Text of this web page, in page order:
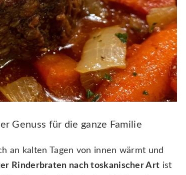
Genuss für die ganze Familie
an kalten Tagen von innen wärmt und
Rinderbraten nach toskanischer Art ist